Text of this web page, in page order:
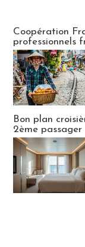
Coopération
professionnels
Bon plan
2ème